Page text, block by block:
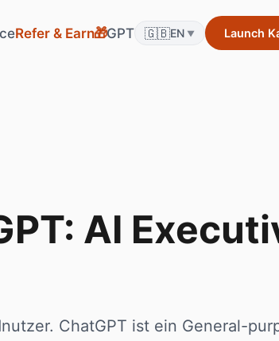
Refer & Earn🎁GPT 🇬🇧EN ▼ Launch
AI
ChatGPT ist ein General-